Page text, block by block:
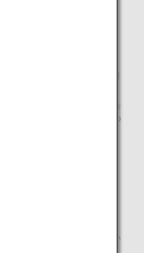
ついて
用される運賃は、2025年5月
予約・販売を開始いたしま
場合は、払い戻しのうえ、ご希
さい。払い戻しに伴い、所定の
搭乗分までに適用さ
販売終了について
用される日本国内線運賃は、
新規予約・発券・搭乗を終了い